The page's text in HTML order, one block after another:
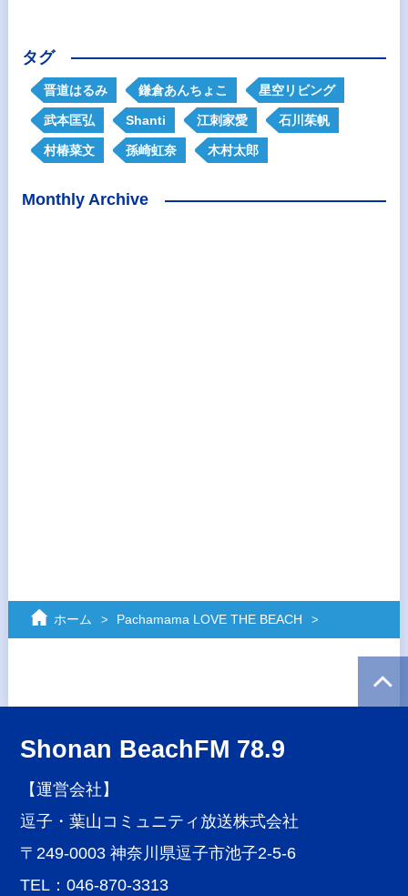
タグ
晋道はるみ 鎌倉あんちょこ 星空リビング
武本匡弘 Shanti 江刺家愛 石川茱帆
村椿菜文 孫崎虹奈 木村太郎
Monthly Archive
ホーム Pachamama LOVE THE BEACH
Shonan BeachFM 78.9
【運営会社】
逗子・葉山コミュニティ放送株式会社
〒249-0003 神奈川県逗子市池子2-5-6
TEL：046-870-3313